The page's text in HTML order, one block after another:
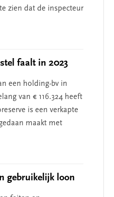
zien dat de inspecteur
faalt in 2023
een holding-bv in
van € 116.324 heeft
is een verkapte
maakt met
gebruikelijk loon